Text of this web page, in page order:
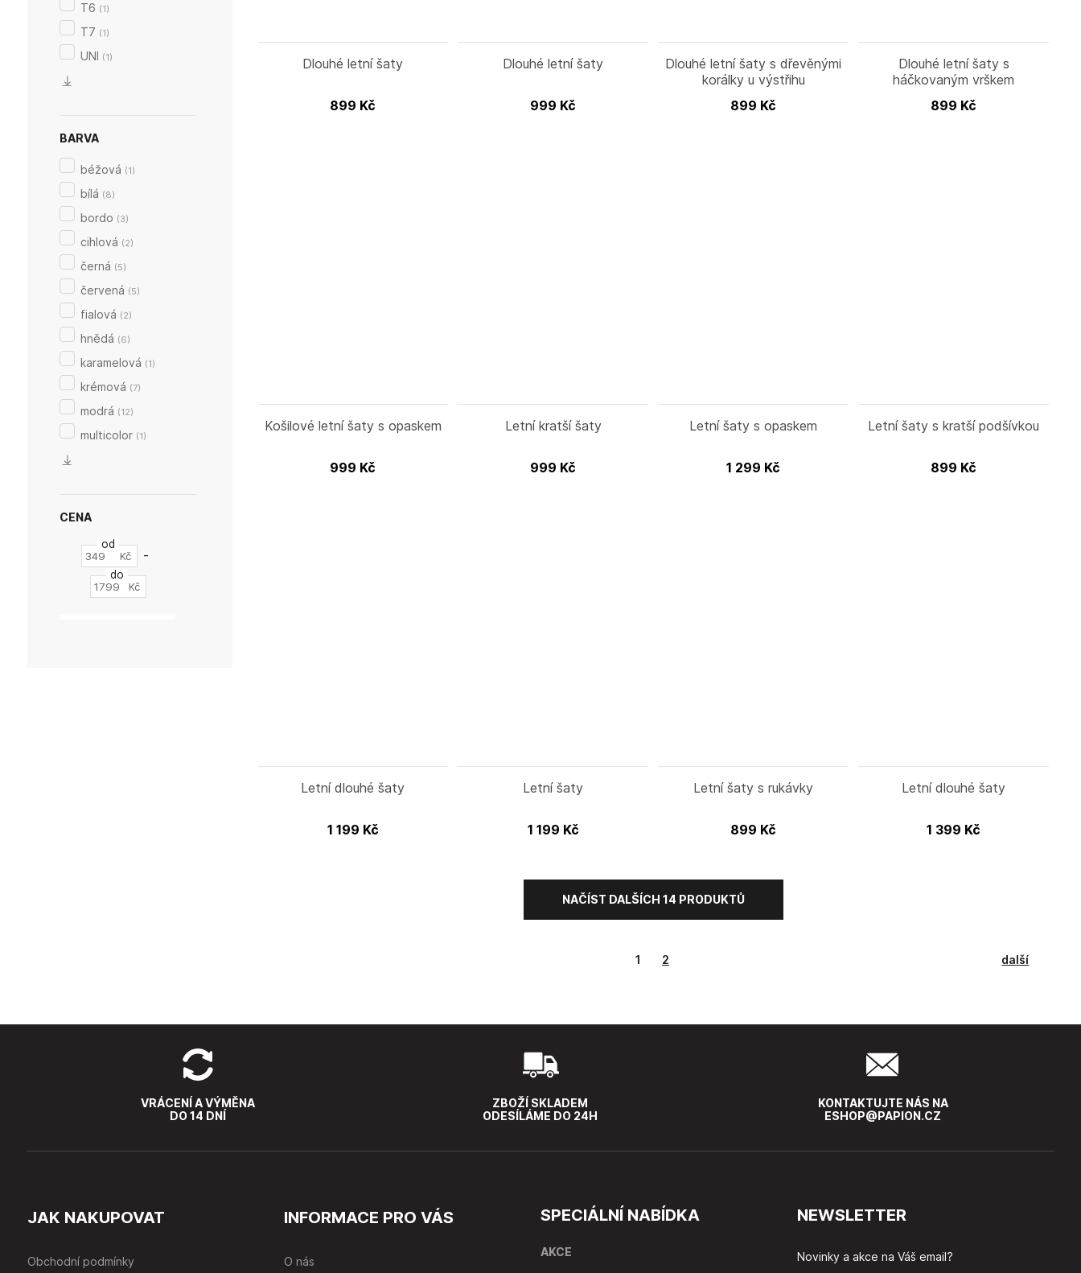
Dlouhé letní šaty
899 Kč
Dlouhé letní šaty
999 Kč
Dlouhé letní šaty s dřevěnými
korálky u výstřihu
899 Kč
Dlouhé letní šaty s
háčkovaným vrškem
899 Kč
Košilové letní šaty s opaskem
999 Kč
Letní kratší šaty
999 Kč
Letní šaty s opaskem
1 299 Kč
Letní šaty s kratší podšívkou
899 Kč
Letní dlouhé šaty
1 199 Kč
Letní šaty
1 199 Kč
Letní šaty s rukávky
899 Kč
Letní dlouhé šaty
1 399 Kč
NAČÍST DALŠÍCH 14 PRODUKTŮ
1 2 další
T6 (1)
T7 (1)
UNI (1)
BARVA
béžová (1)
bílá (8)
bordo (3)
cihlová (2)
černá (5)
červená (5)
fialová (2)
hnědá (6)
karamelová (1)
krémová (7)
modrá (12)
multicolor (1)
CENA
od
Kč -
do
Kč
VRÁCENÍ A VÝMĚNA
DO 14 DNÍ
ZBOŽÍ SKLADEM
ODESÍLÁME DO 24H
KONTAKTUJTE NÁS NA
ESHOP@PAPION.CZ
JAK NAKUPOVAT
Obchodní podmínky
INFORMACE PRO VÁS
O nás
SPECIÁLNÍ NABÍDKA
AKCE
NEWSLETTER
Novinky a akce na Váš email?